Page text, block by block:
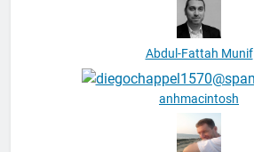
Abdul-Fattah Munif
anhmacintosh